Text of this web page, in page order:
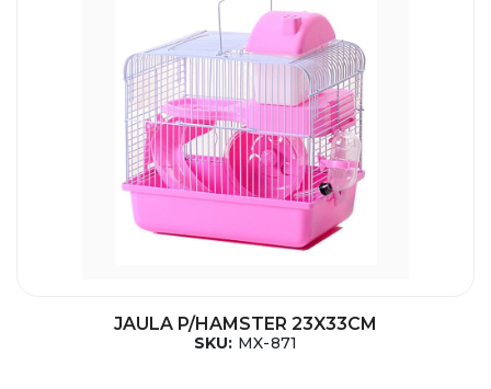
JAULA P/HAMSTER 23X33CM
SKU: MX-871